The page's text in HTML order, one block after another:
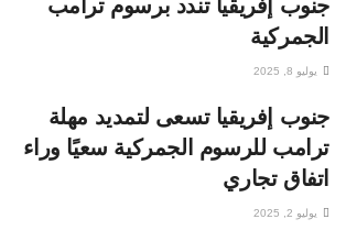
جنوب إفريقيا تندد برسوم ترامب
الجمركية
يوليو 8, 2025
جنوب إفريقيا تسعى لتمديد مهلة
ترامب للرسوم الجمركية سعيًا وراء
اتفاق تجاري
يوليو 2, 2025